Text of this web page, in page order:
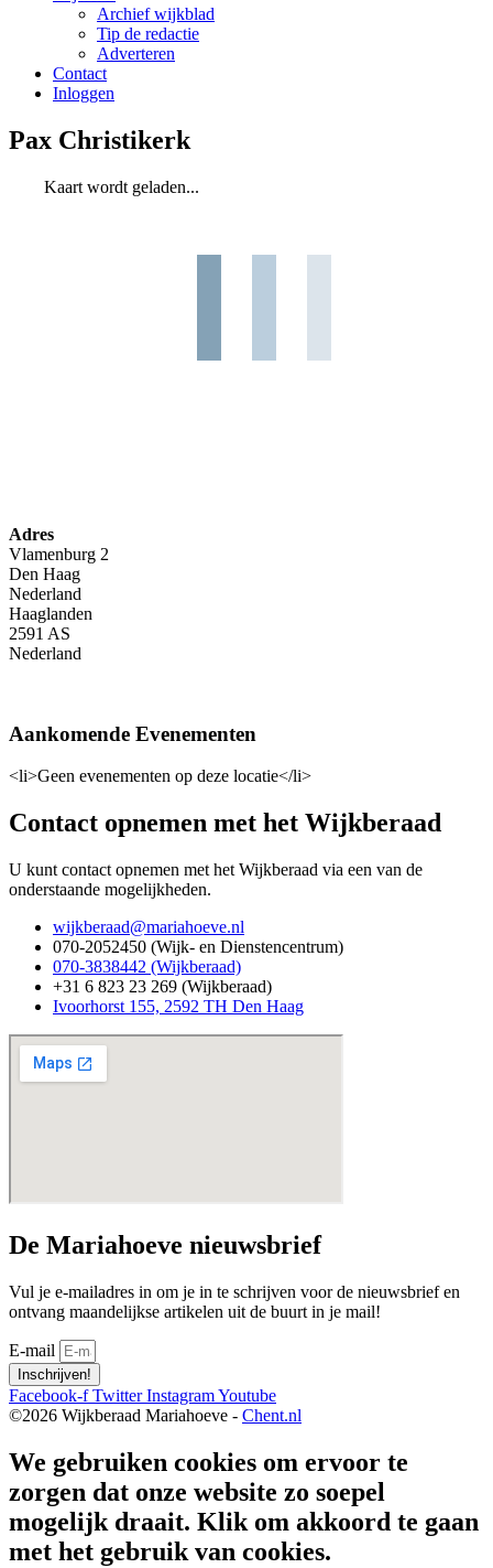
Archief wijkblad
Tip de redactie
Adverteren
Contact
Inloggen
Pax Christikerk
Kaart wordt geladen...
Adres
Vlamenburg 2
Den Haag
Nederland
Haaglanden
2591 AS
Nederland
Aankomende Evenementen
<li>Geen evenementen op deze locatie</li>
Contact opnemen met het Wijkberaad
U kunt contact opnemen met het Wijkberaad via een van de
onderstaande mogelijkheden.
wijkberaad@mariahoeve.nl
070-2052450 (Wijk- en Dienstencentrum)
070-3838442 (Wijkberaad)
+31 6 823 23 269 (Wijkberaad)
Ivoorhorst 155, 2592 TH Den Haag
De Mariahoeve nieuwsbrief
Vul je e-mailadres in om je in te schrijven voor de nieuwsbrief en
ontvang maandelijkse artikelen uit de buurt in je mail!
E-mail
Inschrijven!
Facebook-f Twitter InstagramYoutube
©2026 Wijkberaad Mariahoeve - Chent.nl
We gebruiken cookies om ervoor te
zorgen dat onze website zo soepel
mogelijk draait. Klik om akkoord te gaan
met het gebruik van cookies.